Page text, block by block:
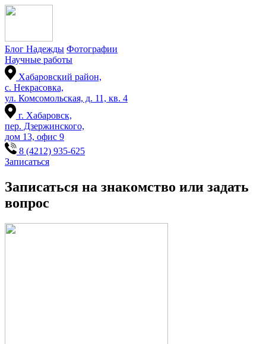
Блог Надежды Фотографии
Научные работы
Хабаровский район,
с. Некрасовка,
ул. Комсомольская, д. 11, кв. 4
г. Хабаровск,
пер. Дзержинского,
дом 13, офис 9
8 (4212) 935-625
Записаться
Записаться на знакомство или задать
вопрос